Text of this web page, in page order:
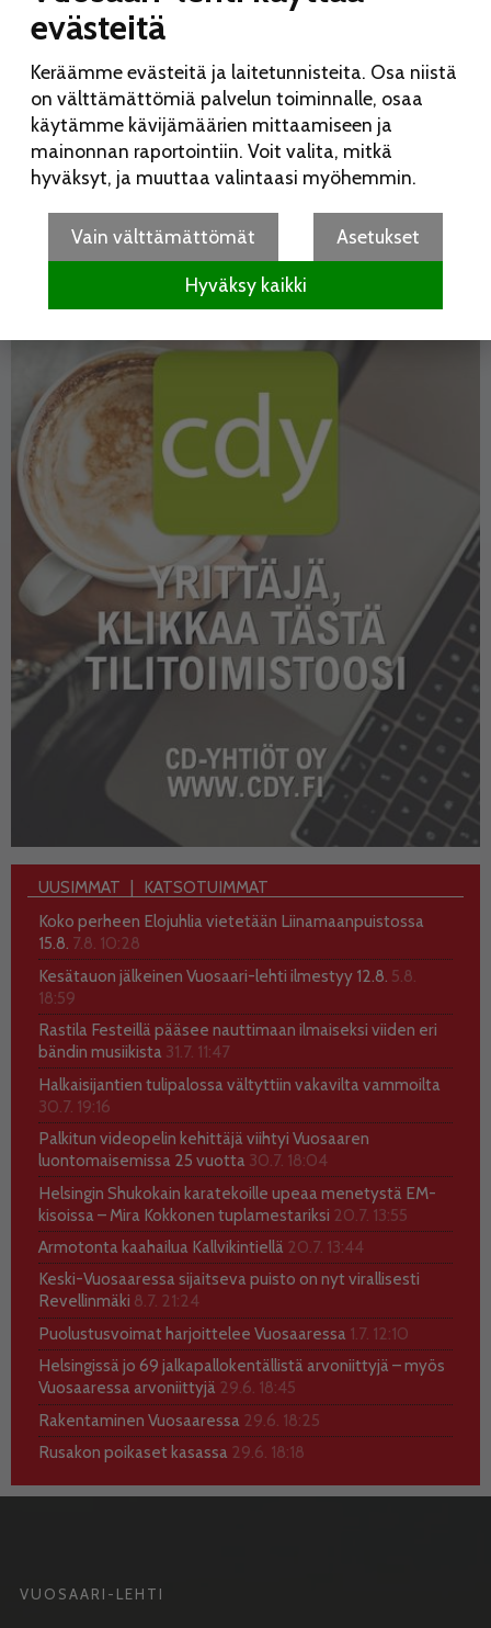
RAKENTAMINEN
Jaa:
UUSIMMAT
KATSOTUIMMAT
Koko perheen Elojuhlia vietetään Liinamaanpuistossa
15.8. 7.8. 10:28
Kesätauon jälkeinen Vuosaari-lehti ilmestyy 12.8. 5.8.
18:59
Rastila Festeillä pääsee nauttimaan ilmaiseksi viiden eri
bändin musiikista 31.7. 11:47
Halkaisijantien tulipalossa vältyttiin vakavilta vammoilta
30.7. 19:16
Palkitun videopelin kehittäjä viihtyi Vuosaaren
luontomaisemissa 25 vuotta 30.7. 18:04
Helsingin Shukokain karatekoille upeaa menetystä EM-
kisoissa – Mira Kokkonen tuplamestariksi 20.7. 13:55
Armotonta kaahailua Kallvikintiellä 20.7. 13:44
Keski-Vuosaaressa sijaitseva puisto on nyt virallisesti
Revellinmäki 8.7. 21:24
Puolustusvoimat harjoittelee Vuosaaressa 1.7. 12:10
Helsingissä jo 69 jalkapallokentällistä arvoniittyjä – myös
Vuosaaressa arvoniittyjä 29.6. 18:45
Rakentaminen Vuosaaressa 29.6. 18:25
Rusakon poikaset kasassa 29.6. 18:18
VUOSAARI-LEHTI
evästeitä
Keräämme evästeitä ja laitetunnisteita. Osa niistä
on välttämättömiä palvelun toiminnalle, osaa
käytämme kävijämäärien mittaamiseen ja
mainonnan raportointiin. Voit valita, mitkä
hyväksyt, ja muuttaa valintaasi myöhemmin.
Vain välttämättömät Asetukset
Hyväksy kaikki